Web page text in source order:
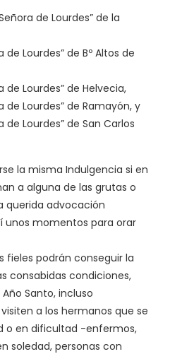
de Lourdes” de la
de Lourdes” de Bº Altos de
de Lourdes” de Helvecia,
de Lourdes” de Ramayón, y
de Lourdes” de San Carlos
la misma Indulgencia si en
a alguna de las grutas o
querida advocación
unos momentos para orar
fieles podrán conseguir la
consabidas condiciones,
Santo, incluso
a los hermanos que se
o en dificultad -enfermos,
soledad, personas con